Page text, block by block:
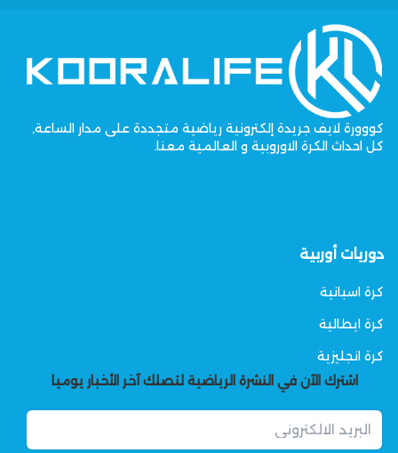
كووورة لايف جريدة إلكترونية رياضية متجددة على مدار الساعة,
كل احداث الكرة الاوروبية و العالمية معنا.
دوريات أوربية
كرة اسبانية
كرة ايطالية
كرة انجليزية
اشترك الآن في النشرة الرياضية لتصلك آخر الأخبار يوميا